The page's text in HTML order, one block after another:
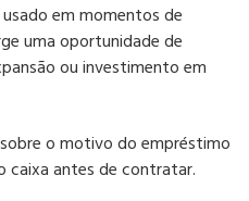
em momentos de
uma oportunidade de
ou investimento em
o motivo do empréstimo
caixa antes de contratar.